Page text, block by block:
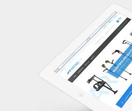
Diseño Web